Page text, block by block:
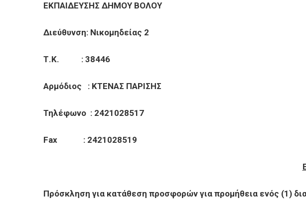
ΕΚΠΑΙΔΕΥΣΗΣ ΔΗΜΟΥ ΒΟΛΟΥ Αρ.
Διεύθυνση: Νικομηδείας 2
Τ.Κ. : 38446
Αρμόδιος : ΚΤΕΝΑΣ ΠΑΡΙΣΗΣ
Τηλέφωνο : 2421028517
Fax : 2421028519
Πρόσκληση για κατάθεση προσφορών για προμήθεια ενός (1)